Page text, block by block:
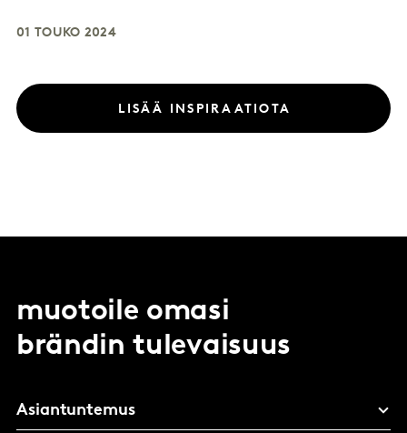
01 TOUKO 2024
LISÄÄ INSPIRAATIOTA
muotoile omasi
brändin tulevaisuus
Asiantuntemus